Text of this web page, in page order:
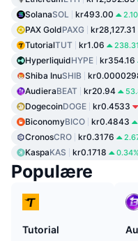
SolanaSOL kr493.00
PAX GoldPAXG kr28,127.31
TutorialTUT kr1.06
HyperliquidHYPE kr354.16
Shiba InuSHIB
AudieraBEAT kr20.94
DogecoinDOGE kr0.4533
BiconomyBICO kr0.4843
CronosCRO kr0.3176
KaspaKAS kr0.1718
Populære
Tutorial